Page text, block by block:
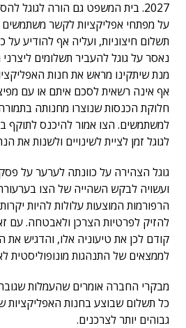
2027. בית המשפט גם הורה לגוגל
על מפתחי אפליקציות לקשר משתמשים
תשלום חיצוניות, ועליה אף להודיע
נאסר על גוגל להעביר תשלומים
מנת שיתקינו מראש את חנות
אף אינה רשאית לסכם איתם או עם
חלוקת הכנסות שנוצרו מחנותה
לגוגל זמן לציית לשינויים ולשנות את
גוגל הצהירה על כוונתה לערער על
ועשויה לבקש השהייה של הצו
הרפורמות המוצעות עלולות להיות
להזיק לפרטיות הצרכן ולאבטחה. עם
קודם לכן את טיעוניה אלו, והדגיש את
לממצאים של התנהגות מונופוליסטית
כל תשלום שבוצע בחנות האפליקציות
גבוהים יותר לצרכנים.